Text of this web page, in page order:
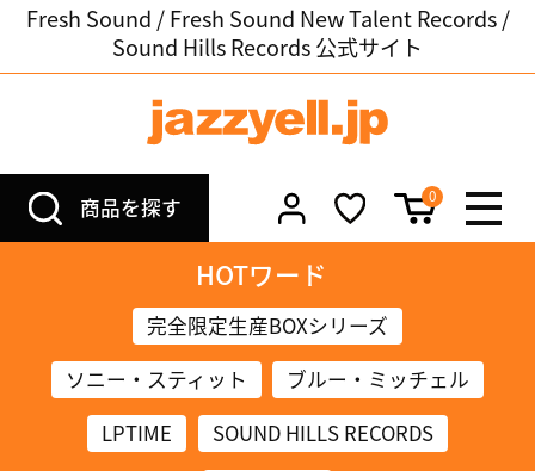
Fresh Sound / Fresh Sound New Talent Records /
Sound Hills Records 公式サイト
商品を探す 0
HOTワード
完全限定生産BOXシリーズ
ソニー・スティット
ブルー・ミッチェル
LPTIME
SOUND HILLS RECORDS